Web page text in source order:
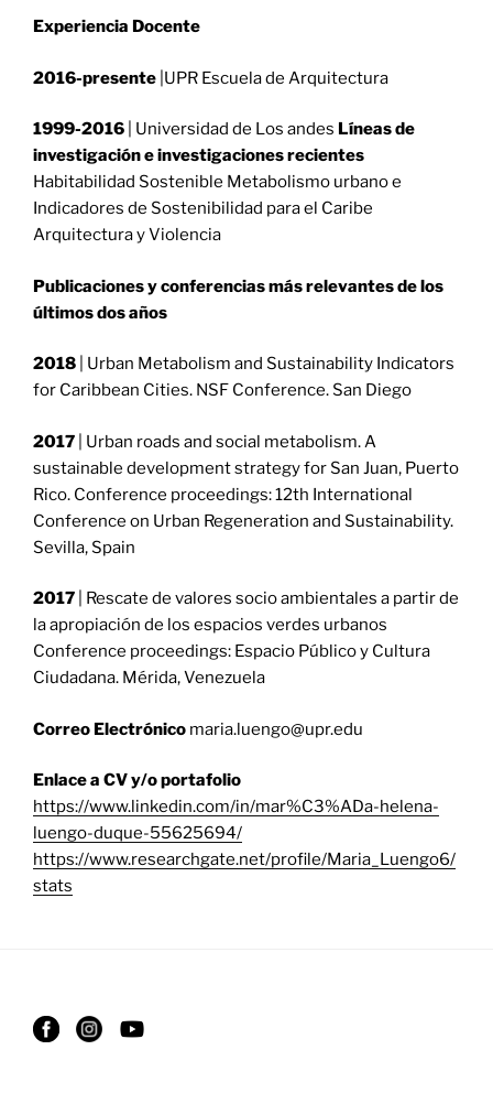
Experiencia Docente
2016-presente |UPR Escuela de Arquitectura
1999-2016 | Universidad de Los andes Líneas de
investigación e investigaciones recientes
Habitabilidad Sostenible Metabolismo urbano e
Indicadores de Sostenibilidad para el Caribe
Arquitectura y Violencia
Publicaciones y conferencias más relevantes de los
últimos dos años
2018 | Urban Metabolism and Sustainability Indicators
for Caribbean Cities. NSF Conference. San Diego
2017 | Urban roads and social metabolism. A
sustainable development strategy for San Juan, Puerto
Rico. Conference proceedings: 12th International
Conference on Urban Regeneration and Sustainability.
Sevilla, Spain
2017 | Rescate de valores socio ambientales a partir de
la apropiación de los espacios verdes urbanos
Conference proceedings: Espacio Público y Cultura
Ciudadana. Mérida, Venezuela
Correo Electrónico maria.luengo@upr.edu
Enlace a CV y/o portafolio
https://www.linkedin.com/in/mar%C3%ADa-helena-
luengo-duque-55625694/
https://www.researchgate.net/profile/Maria_Luengo6/
stats